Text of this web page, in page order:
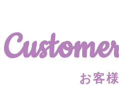
お客